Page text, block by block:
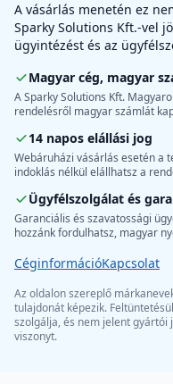
A vásárlás menetén ez
Sparky Solutions Kft.-vel
ügyintézést és az
Magyar cég, magyar
A Sparky Solutions Kft.
rendelésről magyar számlát
14 napos elállási jog
Webáruházi vásárlás esetén a
indoklás nélkül elállhatsz a
Ügyfélszolgálat és
Garanciális és szavatossági
hozzánk fordulhatsz, magyar
CéginformációKapcsolat
Az oldalon szereplő
tulajdonát képezik.
szolgálja, és nem jelent
viszonyt.